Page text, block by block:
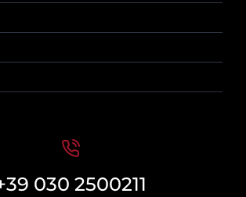
030 2500211